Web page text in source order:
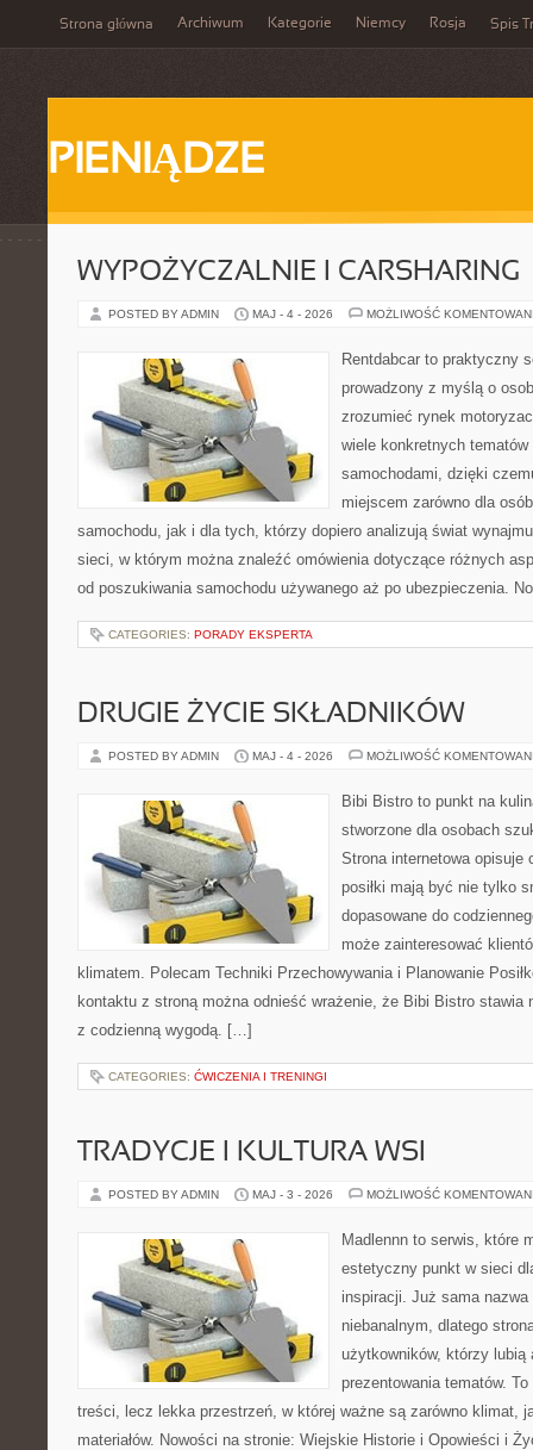
Strona główna Archiwum Kategorie Niemcy Rosja Spis
PIENIĄDZE
WYPOŻYCZALNIE I CARSHARING
POSTED BY ADMIN MAJ - 4 - 2026 MOŻLIWOŚĆ
Rentdabcar to praktyczny
prowadzony z myślą o
zrozumieć rynek
wiele konkretnych
samochodami, dzięki
miejscem zarówno dla
samochodu, jak i dla tych, którzy dopiero analizują świat
sieci, w którym można znaleźć omówienia dotyczące różnych
od poszukiwania samochodu używanego aż po ubezpieczenia.
CATEGORIES: PORADY EKSPERTA
DRUGIE ŻYCIE SKŁADNIKÓW
POSTED BY ADMIN MAJ - 4 - 2026 MOŻLIWOŚĆ
Bibi Bistro to punkt na
stworzone dla osobach
Strona internetowa opisuje
posiłki mają być nie tylko
dopasowane do
może zainteresować
klimatem. Polecam Techniki Przechowywania i Planowanie
kontaktu z stroną można odnieść wrażenie, że Bibi Bistro stawia
z codzienną wygodą. […]
CATEGORIES: ĆWICZENIA I TRENINGI
TRADYCJE I KULTURA WSI
POSTED BY ADMIN MAJ - 3 - 2026 MOŻLIWOŚĆ
Madlennn to serwis, które
estetyczny punkt w sieci
inspiracji. Już sama
niebanalnym, dlatego
użytkowników, którzy lubią
prezentowania tematów.
treści, lecz lekka przestrzeń, w której ważne są zarówno klimat,
materiałów. Nowości na stronie: Wiejskie Historie i Opowieści i